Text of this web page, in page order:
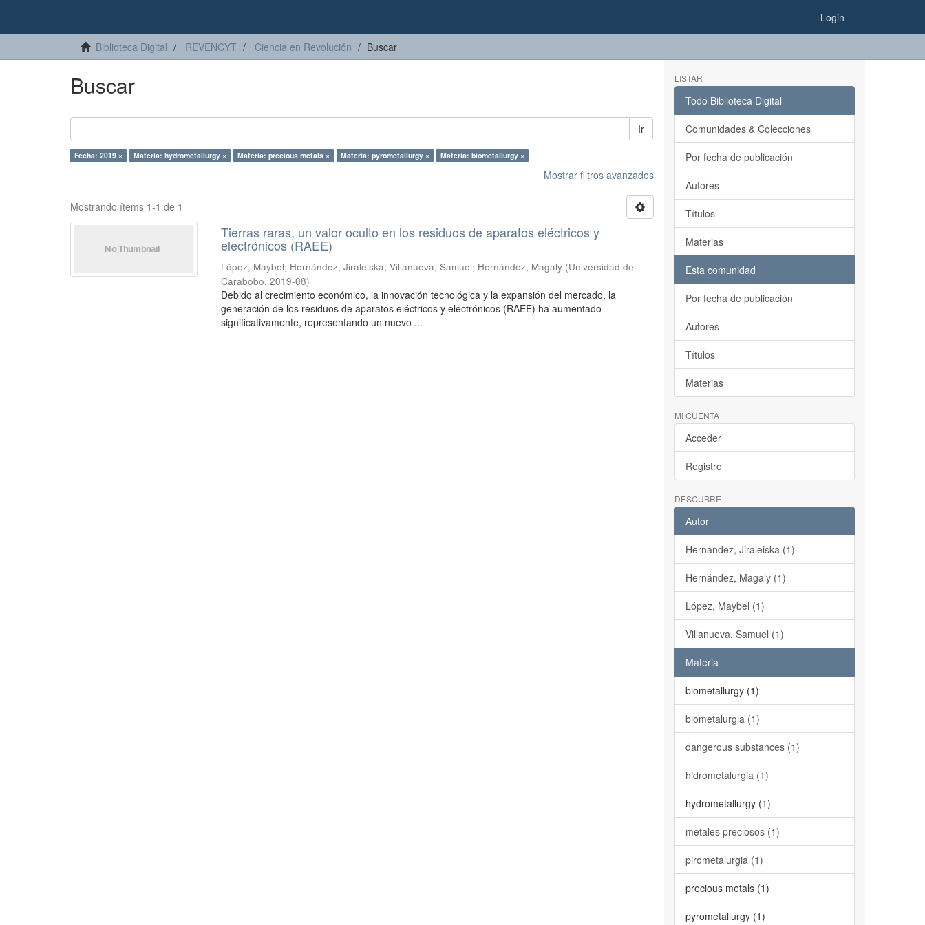
Login
Biblioteca Digital REVENCYT Ciencia en Revolución Buscar
Buscar
Ir
Fecha: 2019 × Materia: hydrometallurgy × Materia: precious metals × Materia: pyrometallurgy × Materia: biometallurgy ×
Mostrar filtros avanzados
Mostrando ítems 1-1 de 1
Tierras raras, un valor oculto en los residuos de aparatos eléctricos y
electrónicos (RAEE)
López, Maybel; Hernández, Jiraleiska;Villanueva, Samuel; Hernández, Magaly (Universidad de
Carabobo,2019-08)
Debido al crecimiento económico, la innovación tecnológica y la expansión del mercado, la
generación de los residuos de aparatos eléctricos y electrónicos (RAEE) ha aumentado
significativamente, representando un nuevo ...
LISTAR
Todo Biblioteca Digital
Comunidades & Colecciones
Por fecha de publicación
Autores
Títulos
Materias
Esta comunidad
Por fecha de publicación
Autores
Títulos
Materias
MI CUENTA
Acceder
Registro
DESCUBRE
Autor
Hernández, Jiraleiska (1)
Hernández, Magaly (1)
López, Maybel (1)
Villanueva, Samuel (1)
Materia
biometallurgy (1)
biometalurgia (1)
dangerous substances (1)
hidrometalurgia (1)
hydrometallurgy (1)
metales preciosos (1)
pirometalurgia (1)
precious metals (1)
pyrometallurgy (1)